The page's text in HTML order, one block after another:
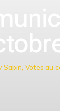
Sapin, Votes au